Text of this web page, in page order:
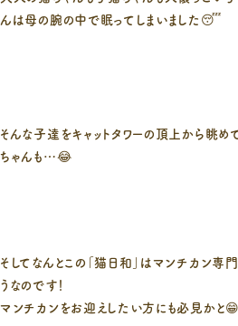
んは母の腕の中で眠ってしまいました😴
そんな子達をキャットタワーの頂上から眺
ちゃんも…😂
そしてなんとこの「猫日和」はマンチカン専
うなのです！
マンチカンをお迎えしたい方にも必見かと😁